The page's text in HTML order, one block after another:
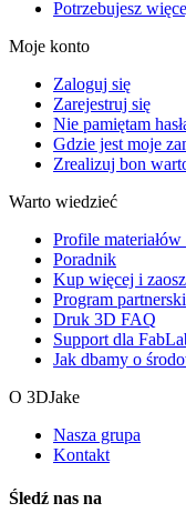
Potrzebujesz
Moje konto
Zaloguj się
Zarejestruj się
Nie pamiętam
Gdzie jest moje
Zrealizuj bon
Warto wiedzieć
Profile
Poradnik
Kup więcej i
Program partnerski
Druk 3D FAQ
Support dla
Jak dbamy o
O 3DJake
Nasza grupa
Kontakt
Śledź nas na